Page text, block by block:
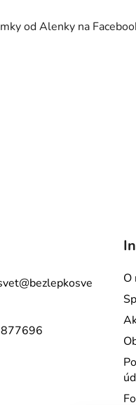
od Alenky na
@bezlepkosve
O